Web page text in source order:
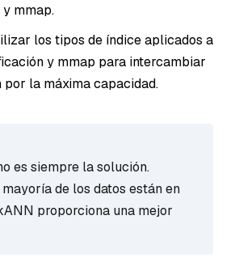
mmap.
los tipos de índice aplicados a
y mmap para intercambiar
por la máxima capacidad.
es siempre la solución.
de los datos están en
proporciona una mejor